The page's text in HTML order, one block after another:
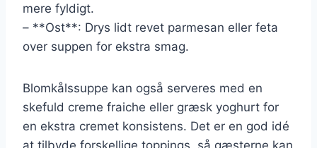
mere fyldigt.
– **Ost**: Drys lidt revet parmesan eller feta
over suppen for ekstra smag.
Blomkålssuppe kan også serveres med en
skefuld creme fraiche eller græsk yoghurt for
en ekstra cremet konsistens. Det er en god idé
at tilbyde forskellige toppings, så gæsterne kan